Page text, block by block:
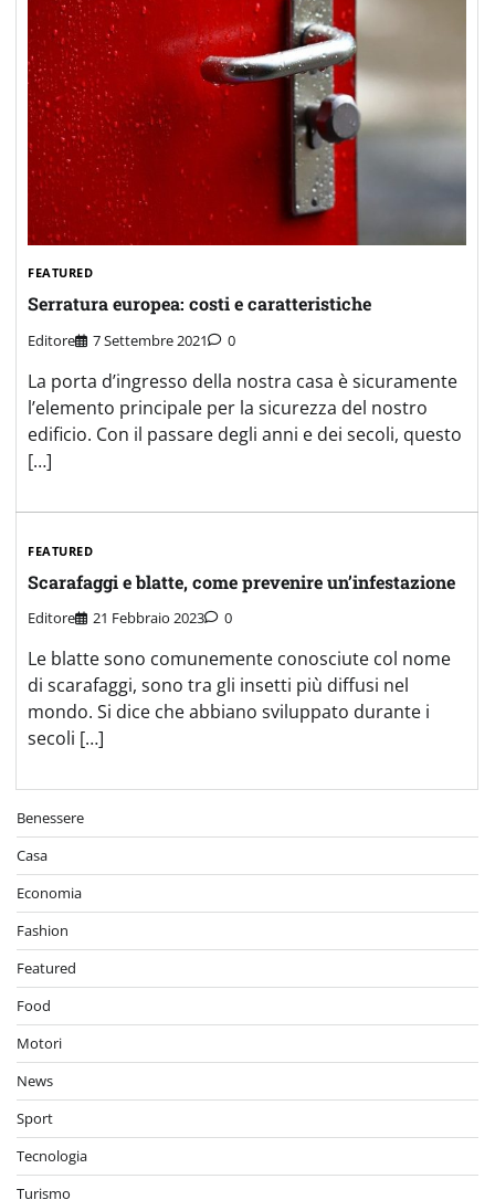
FEATURED
Serratura europea: costi e caratteristiche
Editore 7 Settembre 2021 0
La porta d’ingresso della nostra casa è sicuramente
l’elemento principale per la sicurezza del nostro
edificio. Con il passare degli anni e dei secoli, questo
[…]
FEATURED
Scarafaggi e blatte, come prevenire un’infestazione
Editore 21 Febbraio 2023 0
Le blatte sono comunemente conosciute col nome
di scarafaggi, sono tra gli insetti più diffusi nel
mondo. Si dice che abbiano sviluppato durante i
secoli […]
Benessere
Casa
Economia
Fashion
Featured
Food
Motori
News
Sport
Tecnologia
Turismo